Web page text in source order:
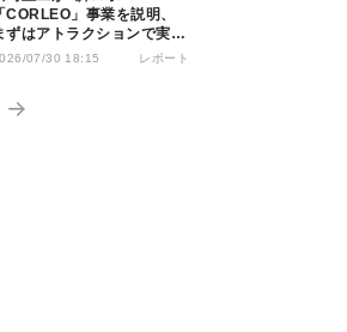
「CORLEO」事業を説明、
ずはアトラクションで実用
へ 07/30 18:15 レポート